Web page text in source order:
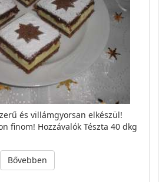
és villámgyorsan elkészül!
finom! Hozzávalók Tészta 40 dkg
Bővebben